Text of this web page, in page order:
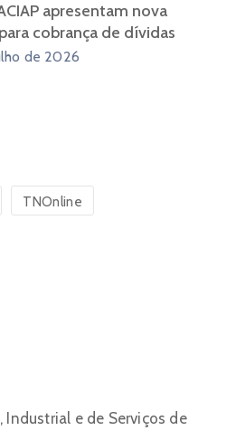
apresentam nova
cobrança de dívidas
de 2026
TNOnline
Industrial e de Serviços de